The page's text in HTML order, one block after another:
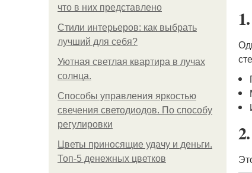
что в них представлено
Стили интерьеров: как выбрать
лучший для себя?
Уютная светлая квартира в лучах
солнца.
Способы управления яркостью
свечения светодиодов. По способу
регулировки
Цветы приносящие удачу и деньги.
Топ-5 денежных цветков